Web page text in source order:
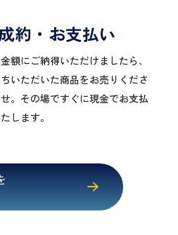
約・お支払い
額にご納得いただけましたら、
いただいた商品をお売りくださ
。その場ですぐに現金でお支払
します。